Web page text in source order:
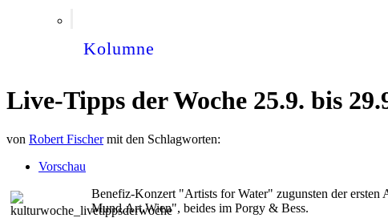
Kolumne
Live-Tipps der Woche 25.9. bis
von Robert Fischer mit den Schlagworten:
Vorschau
Benefiz-Konzert "Artists for Water" zugunsten der
Mund.Art.Wien", beides im Porgy & Bess.